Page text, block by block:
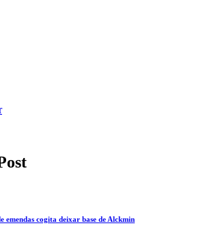
emendas cogita deixar base de Alckmin